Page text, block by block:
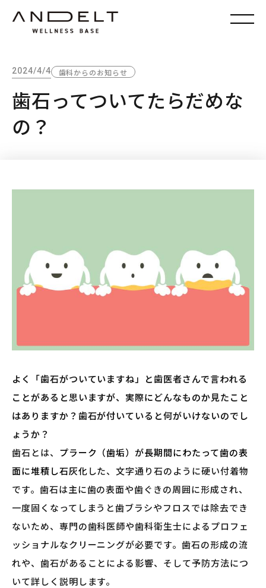
2024/4/4 歯科からのお知らせ
歯石ってついてたらだめな
の？
よく「歯石がついていますね」と歯医者さんで言われる
ことがあると思いますが、実際にどんなものか見たこと
はありますか？歯石が付いていると何がいけないのでし
ょうか？
歯石とは、 プラーク（歯垢）が長期間にわたって歯の表
面に堆積し石灰化した、文字通り石のように硬い付着物
です。歯石は主に歯の表面や歯ぐきの周囲に形成され、
一度固くなってしまうと歯ブラシやフロスでは除去でき
ないため、専門の歯科医師や歯科衛生士によるプロフェ
ッショナルなクリーニングが必要です。歯石の形成の流
れや、歯石があることによる影響、そして予防方法につ
いて詳しく説明します。